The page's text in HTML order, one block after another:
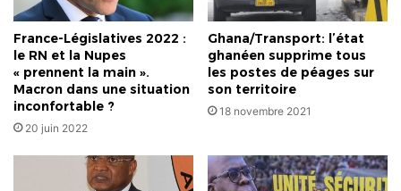
France-Législatives 2022 :
le RN et la Nupes
« prennent la main ».
Macron dans une situation
inconfortable ?
20 juin 2022
Ghana/Transport: l’état
ghanéen supprime tous
les postes de péages sur
son territoire
18 novembre 2021